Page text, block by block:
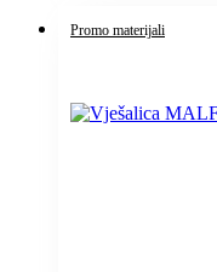
Promo materijali